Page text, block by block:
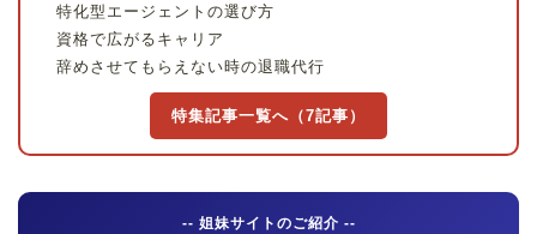
特化型エージェントの選び方
資格で広がるキャリア
辞めさせてもらえない時の退職代行
特集記事一覧へ（7記事）
-- 姐妹サイトのご紹介 --